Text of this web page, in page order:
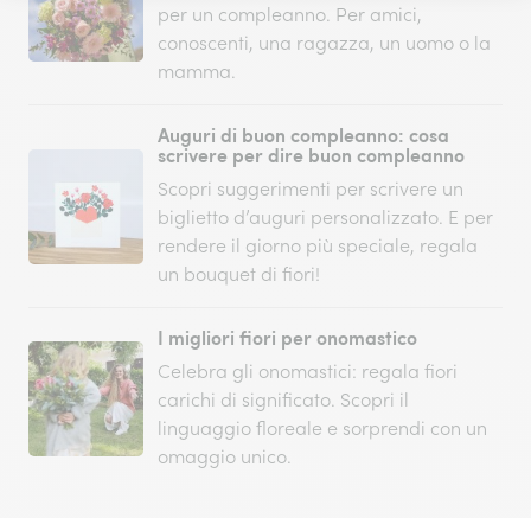
per un compleanno. Per amici,
conoscenti, una ragazza, un uomo o la
mamma.
Auguri di buon compleanno: cosa
scrivere per dire buon compleanno
Scopri suggerimenti per scrivere un
biglietto d’auguri personalizzato. E per
rendere il giorno più speciale, regala
un bouquet di fiori!
I migliori fiori per onomastico
Celebra gli onomastici: regala fiori
carichi di significato. Scopri il
linguaggio floreale e sorprendi con un
omaggio unico.